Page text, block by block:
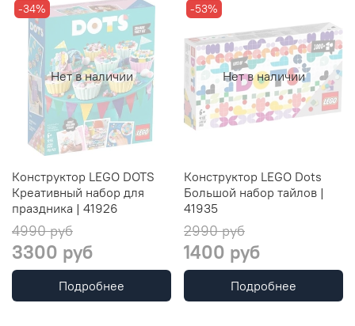
Нет в наличии
-34%
Конструктор LEGO DOTS
Креативный набор для
праздника | 41926
4990 руб
3300 руб
Подробнее
Нет в наличии
-53%
Конструктор LEGO Dots
Большой набор тайлов |
41935
2990 руб
1400 руб
Подробнее